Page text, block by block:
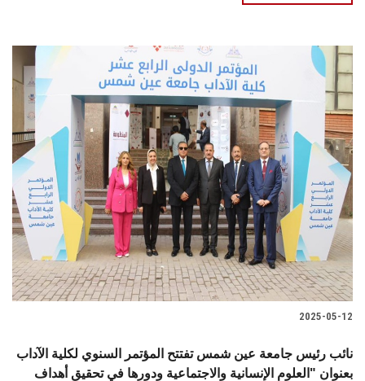
2025-05-12
نائب رئيس جامعة عين شمس تفتتح المؤتمر السنوي لكلية الآداب
بعنوان "العلوم الإنسانية والاجتماعية ودورها في تحقيق أهداف